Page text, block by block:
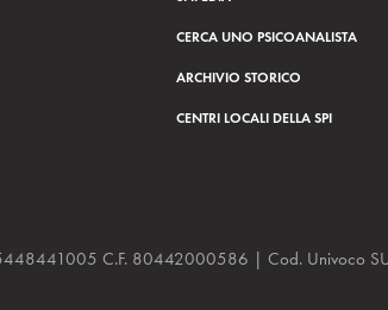
CERCA UNO PSICOANALISTA
ARCHIVIO STORICO
CENTRI LOCALI DELLA SPI
C.F. 80442000586 | Cod. Univoco